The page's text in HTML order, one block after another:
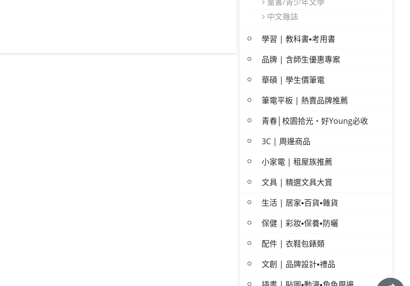
中文雜誌
學習 | 教科書▪考用書
品牌 | 含師生優惠專案
華碩 | 學生價筆電
筆電平板 | 熱賣品牌推薦
青春│校園拾光・好Young必收
3C | 周邊商品
小家電 | 租屋族推薦
文具 | 精選文具大賞
生活 | 居家▪百貨▪雜貨
保健 | 彩妝▪保養▪防曬
配件 | 衣鞋包錶類
文創 | 品牌設計▪禮品